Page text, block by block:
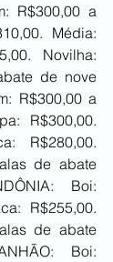
R$300,00 a
Média:
Novilha:
de nove
R$300,00 a
R$300,00.
R$280,00.
de abate
Boi:
R$255,00.
de abate
Boi: